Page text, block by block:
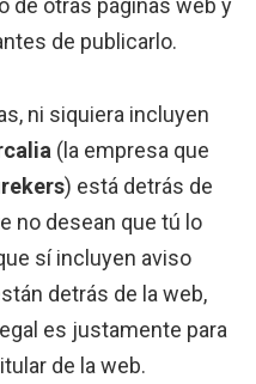
de otras páginas web y
de publicarlo.
ni siquiera incluyen
(la empresa que
) está detrás de
no desean que tú lo
sí incluyen aviso
detrás de la web,
es justamente para
de la web.